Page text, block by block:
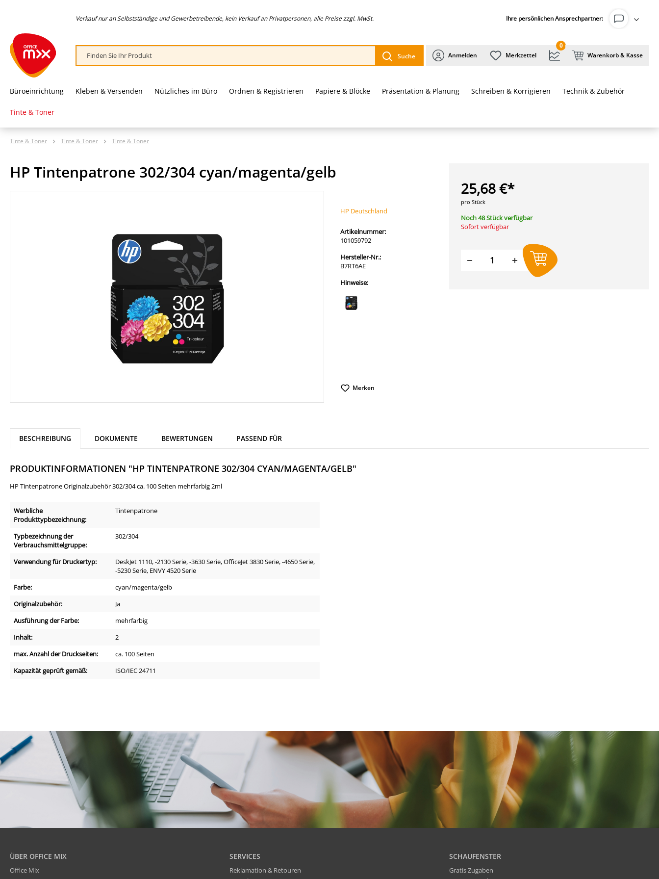
Verkauf nur an Selbstständige und Gewerbetreibende, kein Verkauf an Privatpersonen, alle Preise zzgl. MwSt. Ihre persönlichen Ansprechpartner:
Suche Anmelden Merkzettel
0
Warenkorb & Kasse
Büroeinrichtung Kleben & Versenden Nützliches im Büro Ordnen & Registrieren Papiere & Blöcke Präsentation & Planung Schreiben & Korrigieren Technik & Zubehör
Tinte & Toner
Tinte & Toner Tinte & Toner Tinte & Toner
HP Tintenpatrone 302/304 cyan/magenta/gelb
HP Deutschland
Artikelnummer:
101059792
Hersteller-Nr.:
B7RT6AE
Hinweise:
Merken
25,68 €*
pro Stück
Noch 48 Stück verfügbar
Sofort verfügbar
Produkt Anzahl: Gib den
BESCHREIBUNG DOKUMENTE BEWERTUNGEN PASSEND FÜR
PRODUKTINFORMATIONEN "HP TINTENPATRONE 302/304 CYAN/MAGENTA/GELB"
HP Tintenpatrone Originalzubehör 302/304 ca. 100 Seiten mehrfarbig 2ml
Werbliche
Produkttypbezeichnung:
Tintenpatrone
Typbezeichnung der
Verbrauchsmittelgruppe:
302/304
Verwendung für Druckertyp:
DeskJet 1110, -2130 Serie, -3630 Serie, OfficeJet 3830 Serie, -4650 Serie,
-5230 Serie, ENVY 4520 Serie
Farbe:
cyan/magenta/gelb
Originalzubehör:
Ja
Ausführung der Farbe:
mehrfarbig
Inhalt:
2
max. Anzahl der Druckseiten:
ca. 100 Seiten
Kapazität geprüft gemäß:
ISO/IEC 24711
ÜBER OFFICE MIX
Office Mix
SERVICES
Reklamation & Retouren
SCHAUFENSTER
Gratis Zugaben